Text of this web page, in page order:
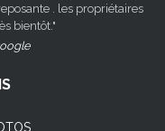
. les propriétaires
bientôt."